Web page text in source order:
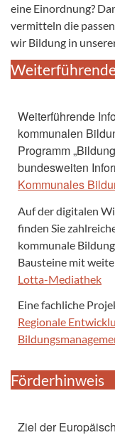
eine Einordnung?
vermitteln die
wir Bildung in
Weiterführende
kommunalen
Programm
bundesweiten
Kommunales
Auf der digitalen
finden Sie
kommunale
Bausteine mit
Lotta-Mediathek
Eine fachliche
Regionale
Förderhinweis
Ziel der